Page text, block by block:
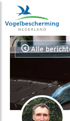
Alle